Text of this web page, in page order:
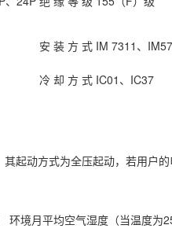
安 装 方 式 IM 7311、
冷 却 方 式 IC01、IC37
起动方式为全压起动，若用户
境月平均空气湿度（当温度为